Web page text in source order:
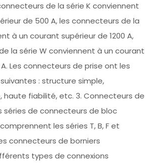
de la série K conviennent
de 500 A, les connecteurs de la
à un courant supérieur de 1200 A,
la série W conviennent à un courant
Les connecteurs de prise ont les
: structure simple,
haute fiabilité, etc. 3. Connecteurs de
séries de connecteurs de bloc
les séries T, B, F et
connecteurs de borniers
types de connexions